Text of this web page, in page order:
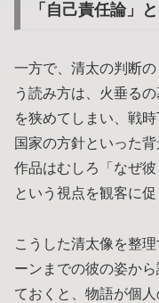
「自己責任論」
一方で、清太の判断
う読み方は、火垂る
を狭めてしまい、戦
国家の方針といった
作品はむしろ「なぜ
という視点を観客に
こうした清太像を整
ーンまでの彼の姿か
ておくと、物語が個